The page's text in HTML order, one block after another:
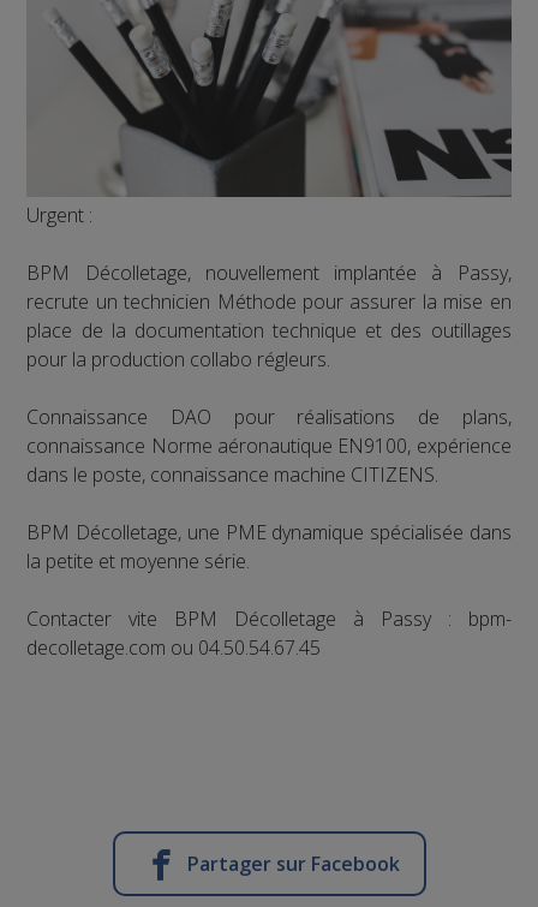
Urgent :
BPM Décolletage, nouvellement implantée à Passy,
recrute un technicien Méthode pour assurer la mise en
place de la documentation technique et des outillages
pour la production collabo régleurs.
Connaissance DAO pour réalisations de plans,
connaissance Norme aéronautique EN9100, expérience
dans le poste, connaissance machine CITIZENS.
BPM Décolletage, une PME dynamique spécialisée dans
la petite et moyenne série.
Contacter vite BPM Décolletage à Passy : bpm-
decolletage.com ou 04.50.54.67.45
Partager sur Facebook